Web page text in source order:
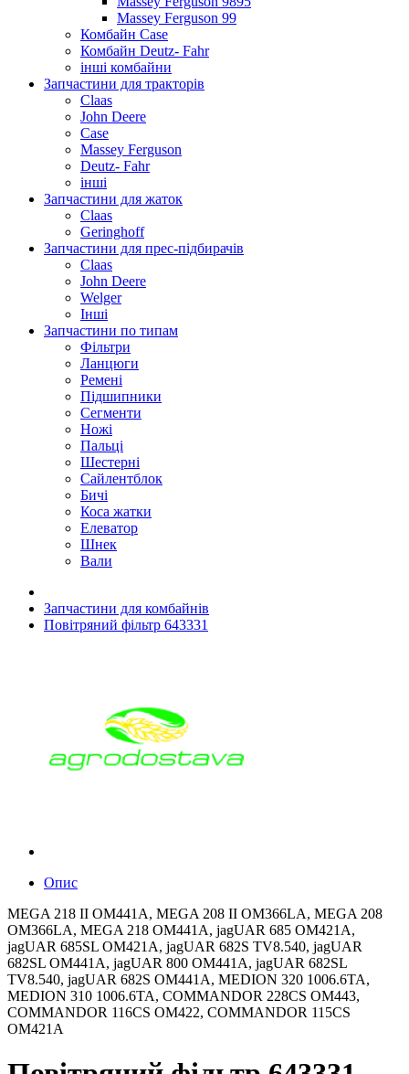
Massey Ferguson 99
Комбайн Case
Комбайн Deutz- Fahr
інші комбайни
Запчастини для тракторів
Claas
John Deere
Case
Massey Ferguson
Deutz- Fahr
інші
Запчастини для жаток
Claas
Geringhoff
Запчастини для прес-підбирачів
Claas
John Deere
Welger
Інші
Запчастини по типам
Фільтри
Ланцюги
Ремені
Підшипники
Сегменти
Ножі
Пальці
Шестерні
Сайлентблок
Бичі
Коса жатки
Елеватор
Шнек
Вали
Запчастини для комбайнів
Повітряний фільтр 643331
Опис
MEGA 218 II OM441A, MEGA 208 II OM366LA, MEGA 208
OM366LA, MEGA 218 OM441A, jagUAR 685 OM421A,
jagUAR 685SL OM421A, jagUAR 682S TV8.540, jagUAR
682SL OM441A, jagUAR 800 OM441A, jagUAR 682SL
TV8.540, jagUAR 682S OM441A, MEDION 320 1006.6TA,
MEDION 310 1006.6TA, COMMANDOR 228CS OM443,
COMMANDOR 116CS OM422, COMMANDOR 115CS
OM421A